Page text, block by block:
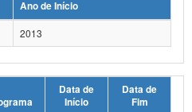
Ano de Início
2013
Data de
Início
Data de
Fim